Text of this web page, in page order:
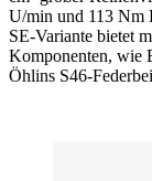
U/min und 113 Nm
SE-Variante bietet
Komponenten, wie
Öhlins S46-